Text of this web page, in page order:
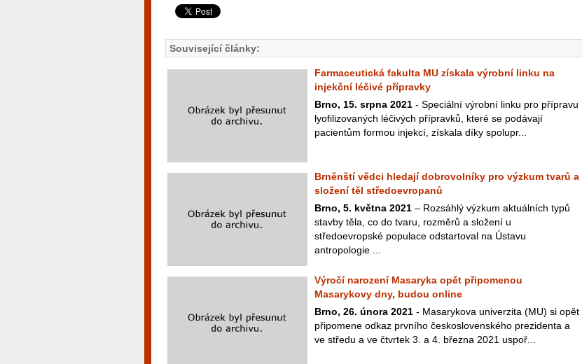
Související články:
Farmaceutická fakulta MU získala výrobní linku na
injekční léčivé přípravky
Brno, 15. srpna 2021 - Speciální výrobní linku pro přípravu
lyofilizovaných léčivých přípravků, které se podávají
pacientům formou injekcí, získala díky spolupr...
Brněnští vědci hledají dobrovolníky pro výzkum tvarů a
složení těl středoevropanů
Brno, 5. května 2021 – Rozsáhlý výzkum aktuálních typů
stavby těla, co do tvaru, rozměrů a složení u
středoevropské populace odstartoval na Ústavu
antropologie ...
Výročí narození Masaryka opět připomenou
Masarykovy dny, budou online
Brno, 26. února 2021 - Masarykova univerzita (MU) si opět
připomene odkaz prvního československého prezidenta a
ve středu a ve čtvrtek 3. a 4. března 2021 uspoř...